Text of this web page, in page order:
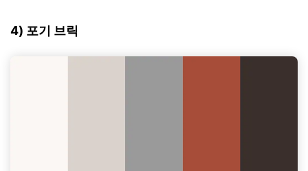
4) 포기 브릭